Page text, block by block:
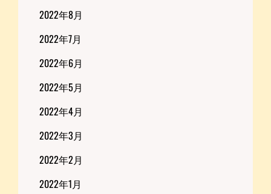
2022年8月
2022年7月
2022年6月
2022年5月
2022年4月
2022年3月
2022年2月
2022年1月